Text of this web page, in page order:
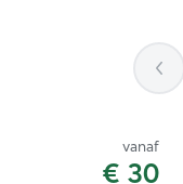
vanaf
€ 30